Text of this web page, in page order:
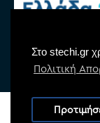
Στο stechi.gr
Πολιτική
Copyright